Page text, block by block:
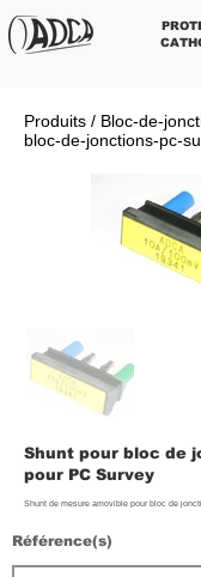
Produits / Bloc-de-
bloc-de-jonctions-pc-
Shunt pour bloc de
pour PC Survey
Shunt de mesure amovible pour bloc de
Référence(s)